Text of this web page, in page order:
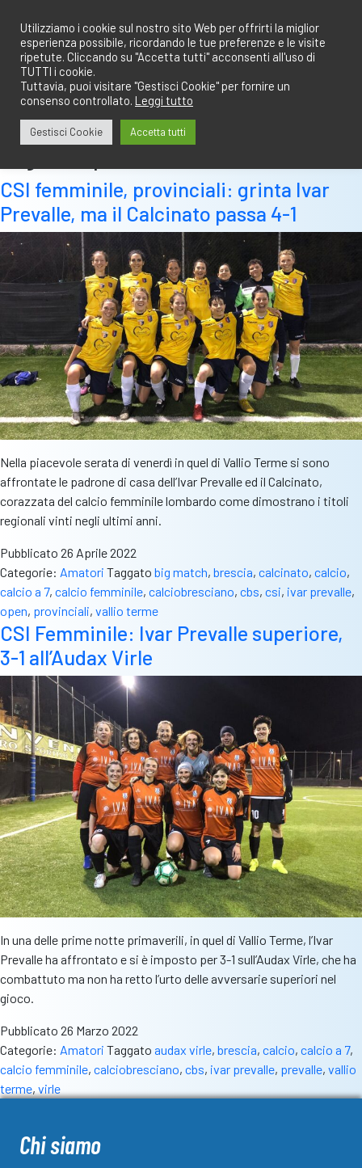
contenuto
CSI femminile, provinciali: grinta Ivar
Prevalle, ma il Calcinato passa 4-1
Nella piacevole serata di venerdì in quel di Vallio Terme si sono
affrontate le padrone di casa dell’Ivar Prevalle ed il Calcinato,
corazzata del calcio femminile lombardo come dimostrano i titoli
regionali vinti negli ultimi anni.
Pubblicato 26 Aprile 2022
Categorie: Amatori Taggato big match, brescia, calcinato, calcio,
calcio a 7, calcio femminile, calciobresciano, cbs, csi, ivar prevalle,
open, provinciali, vallio terme
CSI Femminile: Ivar Prevalle superiore,
3-1 all’Audax Virle
In una delle prime notte primaverili, in quel di Vallio Terme, l’Ivar
Prevalle ha affrontato e si è imposto per 3-1 sull’Audax Virle, che ha
combattuto ma non ha retto l’urto delle avversarie superiori nel
gioco.
Pubblicato 26 Marzo 2022
Categorie: Amatori Taggato audax virle, brescia, calcio, calcio a 7,
calcio femminile, calciobresciano, cbs, ivar prevalle, prevalle, vallio
terme, virle
Chi siamo
Utilizziamo i cookie sul nostro sito Web per offrirti la miglior
esperienza possibile, ricordando le tue preferenze e le visite
ripetute. Cliccando su "Accetta tutti" acconsenti all'uso di
TUTTI i cookie.
Tuttavia, puoi visitare "Gestisci Cookie" per fornire un
consenso controllato. Leggi tutto
Gestisci Cookie Accetta tutti